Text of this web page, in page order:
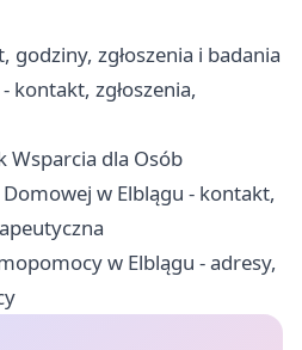
godziny, zgłoszenia i badania
kontakt, zgłoszenia,
Wsparcia dla Osób
w Elblągu - kontakt,
w Elblągu - adresy,